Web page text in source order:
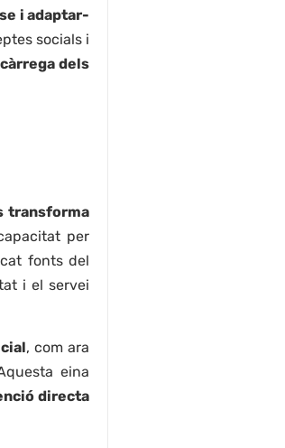
i adaptar-
socials i
dels
transforma
per
fonts del
i el servei
, com ara
eina
directa